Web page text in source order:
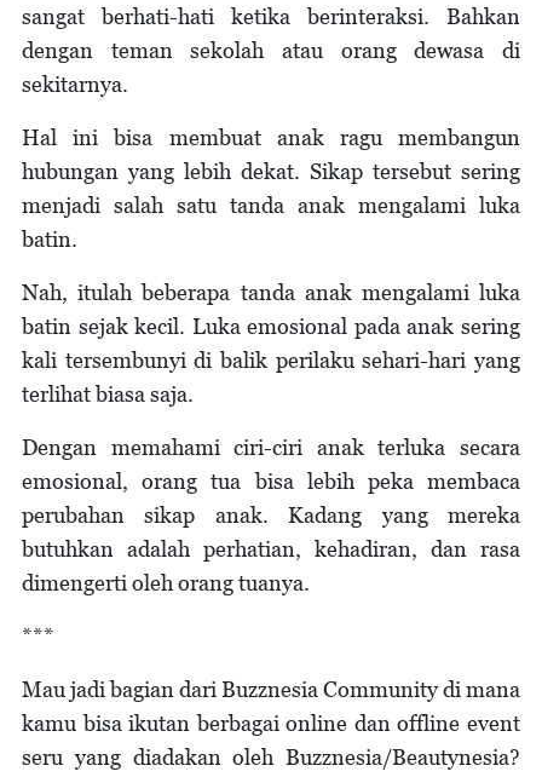
sangat berhati-hati ketika berinteraksi. Bahkan
dengan teman sekolah atau orang dewasa di
sekitarnya.
Hal ini bisa membuat anak ragu membangun
hubungan yang lebih dekat. Sikap tersebut sering
menjadi salah satu tanda anak mengalami luka
batin.
Nah, itulah beberapa tanda anak mengalami luka
batin sejak kecil. Luka emosional pada anak sering
kali tersembunyi di balik perilaku sehari-hari yang
terlihat biasa saja.
Dengan memahami ciri-ciri anak terluka secara
emosional, orang tua bisa lebih peka membaca
perubahan sikap anak. Kadang yang mereka
butuhkan adalah perhatian, kehadiran, dan rasa
dimengerti oleh orang tuanya.
***
Mau jadi bagian dari Buzznesia Community di mana
kamu bisa ikutan berbagai online dan offline event
seru yang diadakan oleh Buzznesia/Beautynesia?